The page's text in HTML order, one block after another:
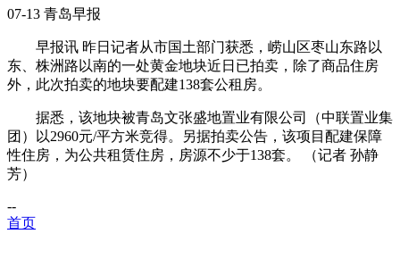
07-13 青岛早报
早报讯 昨日记者从市国土部门获悉，崂山区枣山东路以
东、株洲路以南的一处黄金地块近日已拍卖，除了商品住房
外，此次拍卖的地块要配建138套公租房。
据悉，该地块被青岛文张盛地置业有限公司（中联置业集
团）以2960元/平方米竞得。另据拍卖公告，该项目配建保障
性住房，为公共租赁住房，房源不少于138套。 （记者 孙静
芳）
--
首页